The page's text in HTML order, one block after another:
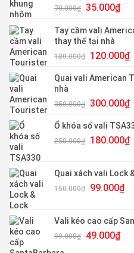
70.000₫ Giá
là:
70.000₫.
35.000₫Giá
tại
Tay cầm vali
thay thế tại nhà
180.000₫
Giá
là:
120.000₫
Quai vali American
nhà
350.000₫ Giá
là:
350.000₫.
300.000₫
là:
Ổ khóa số vali
250.000₫
Giá
250.000₫.
180.000₫
Quai xách vali Lock
150.000₫
Giá
150.000₫.
99.000₫Giá
là:
Vali kéo cao cấp
99.000₫
Giá
49.000₫Giá